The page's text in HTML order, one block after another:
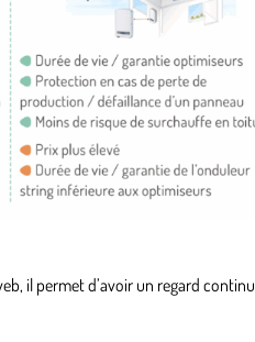
il permet d’avoir un regard continu